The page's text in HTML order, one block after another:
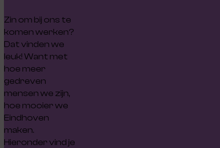
Zin om bij ons te
komen werken?
Dat vinden we
leuk! Want met
hoe meer
gedreven
mensen we zijn,
hoe mooier we
Eindhoven
maken.
Hieronder vind je